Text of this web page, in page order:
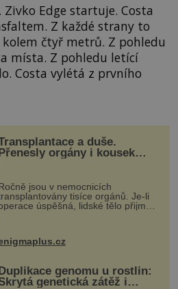
Edge startuje. Costa
Z každé strany to
čtyř metrů. Z pohledu
místa. Z pohledu letící
Costa vylétá z prvního
a duše.
orgány i kousek
jsou v nemocnicích
tisíce orgánů. Je-li
úspěšná, lidské tělo přijme
genomu u rostlin:
genetická zátěž i